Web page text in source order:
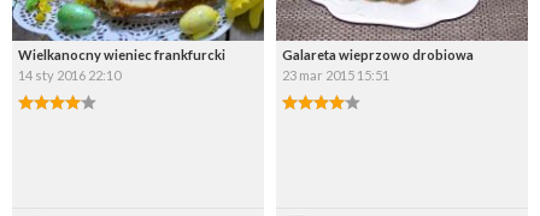
Wielkanocny wieniec frankfurcki
14 sty 2016 22:10
Galareta wieprzowo drobiowa
23 mar 2015 15:51